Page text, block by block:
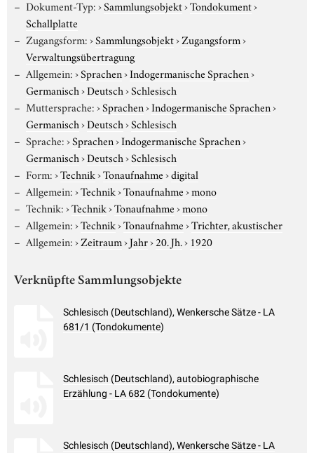
Dokument-Typ:›Sammlungsobjekt›Tondokument›
Schallplatte
Zugangsform:›Sammlungsobjekt›Zugangsform›
Verwaltungsübertragung
Allgemein:›Sprachen›Indogermanische Sprachen›
Germanisch›Deutsch›Schlesisch
Muttersprache:›Sprachen›Indogermanische Sprachen›
Germanisch›Deutsch›Schlesisch
Sprache:›Sprachen›Indogermanische Sprachen›
Germanisch›Deutsch›Schlesisch
Form:›Technik›Tonaufnahme›digital
Allgemein:›Technik›Tonaufnahme›mono
Technik:›Technik›Tonaufnahme›mono
Allgemein:›Technik›Tonaufnahme›Trichter, akustischer
Allgemein:›Zeitraum›Jahr›20. Jh.› 1920
Verknüpfte Sammlungsobjekte
Schlesisch (Deutschland), Wenkersche Sätze - LA
681/1 (Tondokumente)
Schlesisch (Deutschland), autobiographische
Erzählung - LA 682 (Tondokumente)
Schlesisch (Deutschland), Wenkersche Sätze - LA